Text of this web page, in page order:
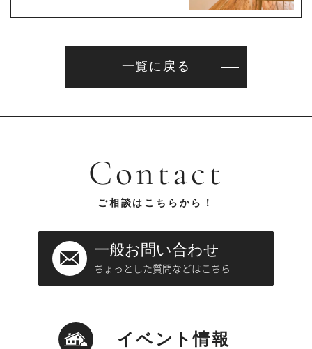
一覧に戻る
Contact
ご相談はこちらから！
一般お問い合わせ
ちょっとした質問などはこちら
イベント情報